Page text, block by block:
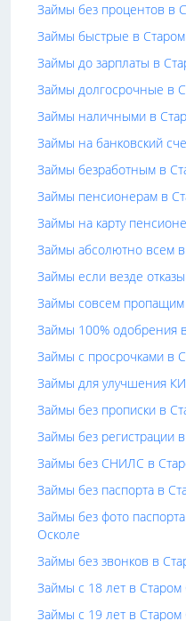
Займы без процентов в
Займы быстрые в
Займы до зарплаты в
Займы долгосрочные в
Займы наличными в
Займы на банковский
Займы безработным в
Займы пенсионерам в
Займы на карту
Займы абсолютно всем
Займы если везде
Займы совсем
Займы 100% одобрения
Займы с просрочками в
Займы для улучшения
Займы без прописки в
Займы без регистрации
Займы без СНИЛС в
Займы без паспорта в
Займы без фото
Осколе
Займы без звонков в
Займы с 18 лет в Старом
Займы с 19 лет в Старом